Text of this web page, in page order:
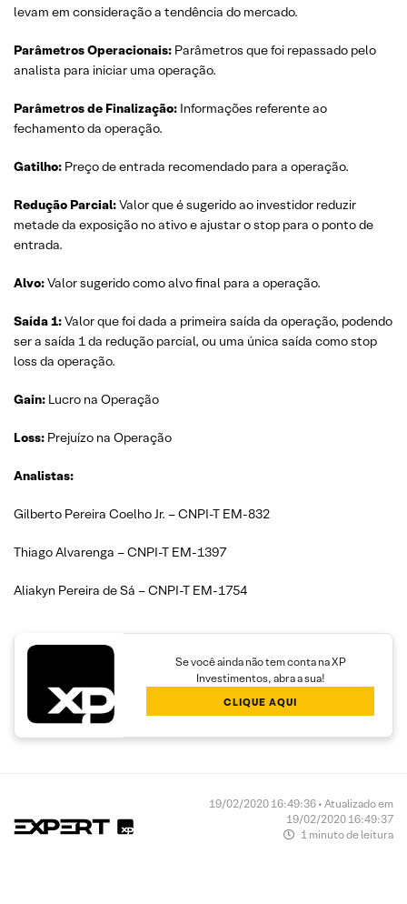
levam em consideração a tendência do mercado.
Parâmetros Operacionais: Parâmetros que foi repassado pelo
analista para iniciar uma operação.
Parâmetros de Finalização: Informações referente ao
fechamento da operação.
Gatilho: Preço de entrada recomendado para a operação.
Redução Parcial:Valor que é sugerido ao investidor reduzir
metade da exposição no ativo e ajustar o stop para o ponto de
entrada.
Alvo:Valor sugerido como alvo final para a operação.
Saída 1:Valor que foi dada a primeira saída da operação, podendo
ser a saída 1 da redução parcial, ou uma única saída como stop
loss da operação.
Gain: Lucro na Operação
Loss: Prejuízo na Operação
Analistas:
Gilberto Pereira Coelho Jr. – CNPI-T EM-832
Thiago Alvarenga – CNPI-T EM-1397
Aliakyn Pereira de Sá – CNPI-T EM-1754
Se você ainda não tem conta na XP
Investimentos, abra a sua!
CLIQUE AQUI
19/02/2020 16:49:36 • Atualizado em
19/02/2020 16:49:37
1 minuto de leitura